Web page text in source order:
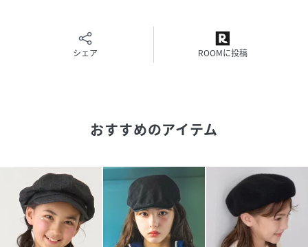
シェア ROOMに投稿
おすすめのアイテム